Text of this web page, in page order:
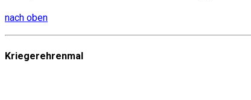
nach oben
Kriegerehrenmal